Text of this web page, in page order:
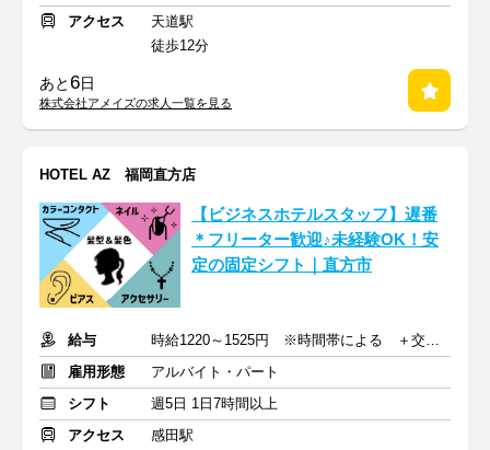
アクセス
天道駅
徒歩12分
あと6日
株式会社アメイズの求人一覧を見る
HOTEL AZ 福岡直方店
【ビジネスホテルスタッフ】遅番
＊フリーター歓迎♪未経験OK！安
定の固定シフト｜直方市
給与
時給1220～1525円 ※時間帯による ＋交通費(月上限1万8900円)
雇用形態
アルバイト・パート
シフト
週5日 1日7時間以上
アクセス
感田駅